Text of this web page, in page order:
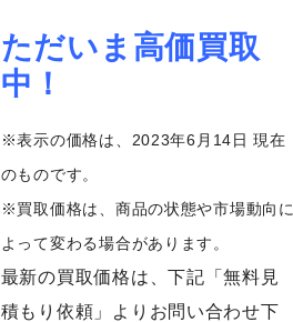
ただいま高価買取
中！
※表示の価格は、2023年6月14日 現在
のものです。
※買取価格は、商品の状態や市場動向に
よって変わる場合があります。
最新の買取価格は、下記「無料見
積もり依頼」よりお問い合わせ下